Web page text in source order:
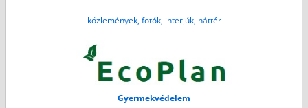
közlemények, fotók, interjúk, háttér
Gyermekvédelem